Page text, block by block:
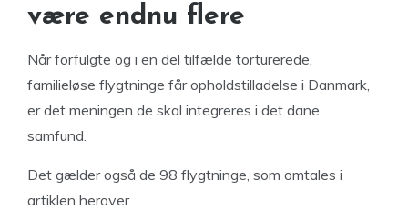
være endnu flere
Når forfulgte og i en del tilfælde torturerede,
familieløse flygtninge får opholdstilladelse i Danmark,
er det meningen de skal integreres i det dane
samfund.
Det gælder også de 98 flygtninge, som omtales i
artiklen herover.